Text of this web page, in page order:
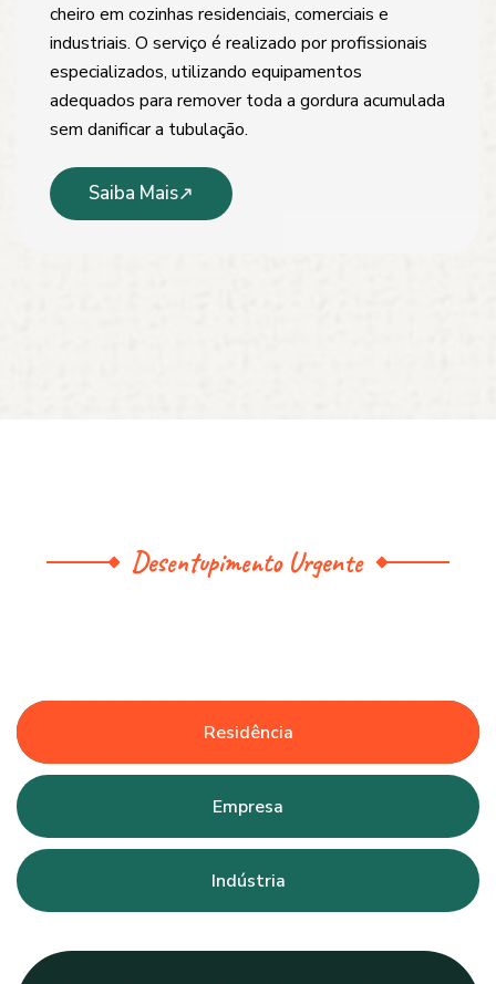
cheiro em cozinhas residenciais, comerciais e
industriais. O serviço é realizado por profissionais
especializados, utilizando equipamentos
adequados para remover toda a gordura acumulada
sem danificar a tubulação.
Saiba Mais
Desentupimento Urgente
Residência
Empresa
Indústria